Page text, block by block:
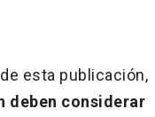
esta publicación,
deben considerar